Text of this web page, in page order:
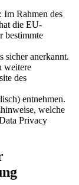
Rahmen des
die EU-
bestimmte
sicher anerkannt.
weitere
des
entnehmen.
welche
Privacy